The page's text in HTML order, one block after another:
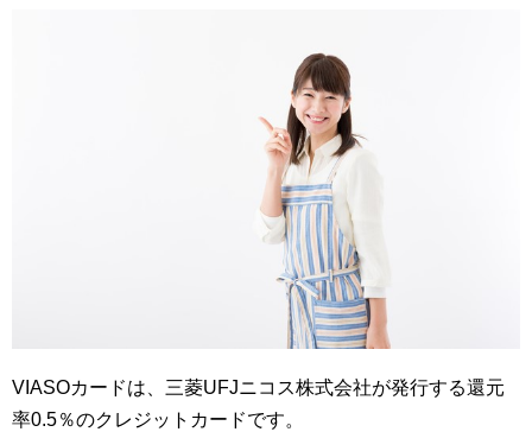
VIASOカードは、三菱UFJニコス株式会社が発行する還元
率0.5％のクレジットカードです。